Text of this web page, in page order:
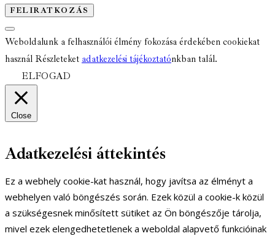
Weboldalunk a felhasználói élmény fokozása érdekében cookiekat
használ Részleteket adatkezelési tájékoztatónkban talál.
ELFOGAD
Close
Adatkezelési áttekintés
Ez a webhely cookie-kat használ, hogy javítsa az élményt a
webhelyen való böngészés során. Ezek közül a cookie-k közül
a szükségesnek minősített sütiket az Ön böngészője tárolja,
mivel ezek elengedhetetlenek a weboldal alapvető funkcióinak